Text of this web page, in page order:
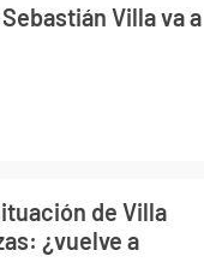
Villa va a
de Villa
¿vuelve a